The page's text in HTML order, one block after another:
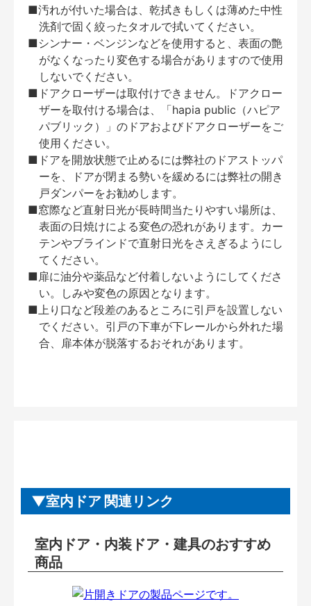
■汚れが付いた場合は、乾拭きもしくは薄めた中性
洗剤で固く絞ったタオルで拭いてください。
■シンナー・ベンジンなどを使用すると、表面の艶
がなくなったり変色する場合がありますので使用
しないでください。
■ドアクローザーは取付けできません。ドアクロー
ザーを取付ける場合は、「hapia public（ハピア
パブリック）」のドアおよびドアクローザーをご
使用ください。
■ドアを開放状態で止めるには弊社のドアストッパ
ーを、ドアが閉まる勢いを緩めるには弊社の開き
戸ダンパーをお勧めします。
■窓際など直射日光が長時間当たりやすい場所は、
表面の日焼けによる変色の恐れがあります。カー
テンやブラインドで直射日光をさえぎるようにし
てください。
■扉に油分や薬品など付着しないようにしてくださ
い。しみや変色の原因となります。
■上り口など段差のあるところに引戸を設置しない
でください。引戸の下車が下レールから外れた場
合、扉本体が脱落するおそれがあります。
室内ドア 関連リンク
室内ドア・内装ドア・建具のおすすめ
商品